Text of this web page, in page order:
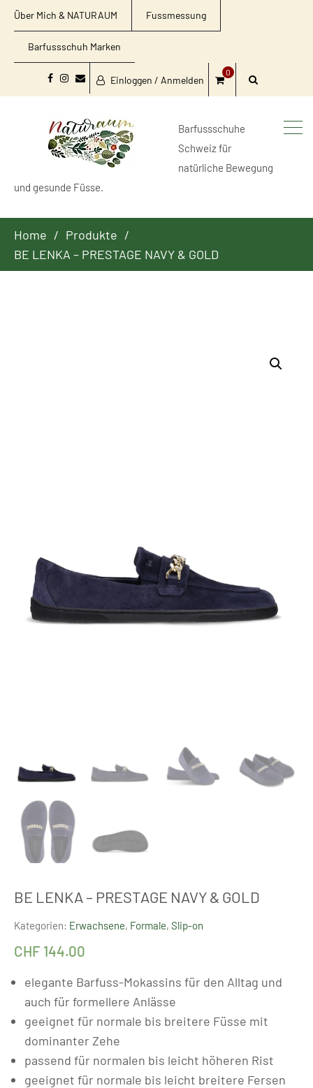
Über Mich & NATURAUM Fussmessung
Barfussschuh Marken
Facebook
Instagram
Email
Einloggen / Anmelden
0
Barfussschuhe
Schweiz für
natürliche Bewegung
und gesunde Füsse.
Home
Produkte
BE LENKA – PRESTAGE NAVY & GOLD
BE LENKA – PRESTAGE NAVY & GOLD
Kategorien: Erwachsene, Formale, Slip-on
CHF 144.00
elegante Barfuss-Mokassins für den Alltag und
auch für formellere Anlässe
geeignet für normale bis breitere Füsse mit
dominanter Zehe
passend für normalen bis leicht höheren Rist
geeignet für normale bis leicht breitere Fersen